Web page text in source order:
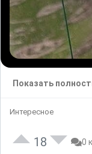
Показать
Интересное
18 0